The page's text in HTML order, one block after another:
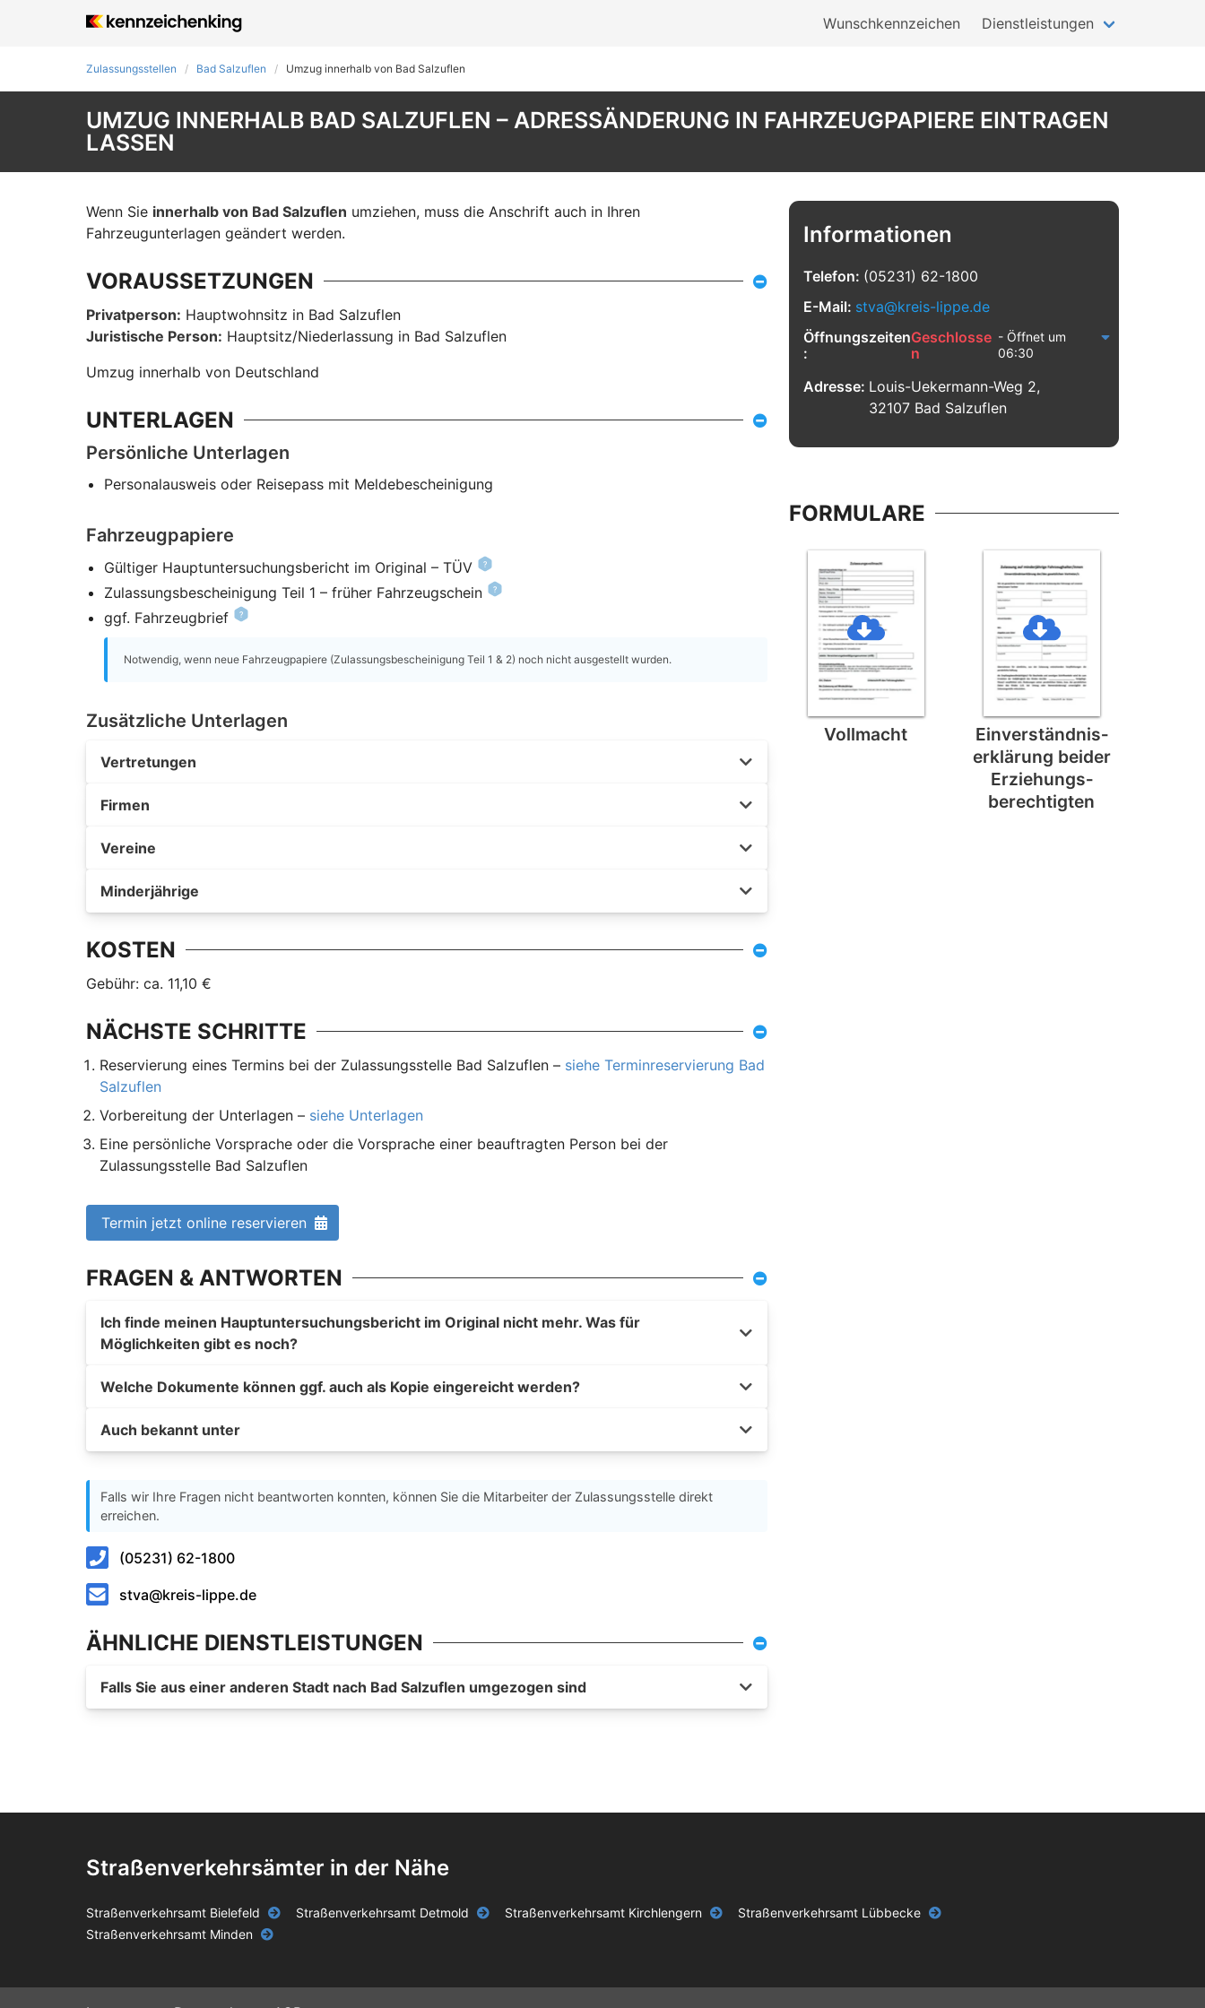
Wunschkennzeichen Dienstleistungen
Zulassungsstellen Bad Salzuflen Umzug innerhalb von Bad Salzuflen
UMZUG INNERHALB BAD SALZUFLEN – ADRESSÄNDERUNG IN FAHRZEUGPAPIERE EINTRAGEN
LASSEN
Wenn Sie innerhalb von Bad Salzuflen umziehen, muss die Anschrift auch in Ihren
Fahrzeugunterlagen geändert werden.
VORAUSSETZUNGEN
Privatperson: Hauptwohnsitz in Bad Salzuflen
Juristische Person: Hauptsitz/Niederlassung in Bad Salzuflen
Umzug innerhalb von Deutschland
UNTERLAGEN
Persönliche Unterlagen
Personalausweis oder Reisepass mit Meldebescheinigung
Fahrzeugpapiere
Gültiger Hauptuntersuchungsbericht im Original – TÜV
Zulassungsbescheinigung Teil 1 – früher Fahrzeugschein
ggf. Fahrzeugbrief
Notwendig, wenn neue Fahrzeugpapiere (Zulassungsbescheinigung Teil 1 & 2) noch nicht ausgestellt wurden.
Zusätzliche Unterlagen
Vertretungen
Firmen
Vereine
Minderjährige
KOSTEN
Gebühr: ca. 11,10 €
NÄCHSTE SCHRITTE
Reservierung eines Termins bei der Zulassungsstelle Bad Salzuflen – siehe Terminreservierung Bad
Salzuflen
Vorbereitung der Unterlagen – siehe Unterlagen
Eine persönliche Vorsprache oder die Vorsprache einer beauftragten Person bei der
Zulassungsstelle Bad Salzuflen
Termin jetzt online reservieren
FRAGEN & ANTWORTEN
Ich finde meinen Hauptuntersuchungsbericht im Original nicht mehr. Was für
Möglichkeiten gibt es noch?
Welche Dokumente können ggf. auch als Kopie eingereicht werden?
Auch bekannt unter
Falls wir Ihre Fragen nicht beantworten konnten, können Sie die Mitarbeiter der Zulassungsstelle direkt
erreichen.
(05231) 62-1800
stva@kreis-lippe.de
ÄHNLICHE DIENSTLEISTUNGEN
Falls Sie aus einer anderen Stadt nach Bad Salzuflen umgezogen sind
Informationen
Telefon: (05231) 62-1800
E-Mail: stva@kreis-lippe.de
Öffnungszeiten
:
Geschlosse
n
- Öffnet um
06:30
Adresse: Louis-Uekermann-Weg 2,
32107 Bad Salzuflen
FORMULARE
Vollmacht
Einverständnis­
erklärung beider
Erziehungs­
berechtigten
Straßenverkehrsämter in der Nähe
Straßenverkehrsamt Bielefeld Straßenverkehrsamt Detmold Straßenverkehrsamt Kirchlengern
Straßenverkehrsamt Lübbecke
Straßenverkehrsamt Minden